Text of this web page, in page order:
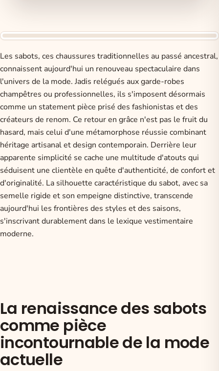
Les sabots, ces chaussures traditionnelles au passé ancestral,
connaissent aujourd'hui un renouveau spectaculaire dans
l'univers de la mode. Jadis relégués aux garde-robes
champêtres ou professionnelles, ils s'imposent désormais
comme un statement pièce prisé des fashionistas et des
créateurs de renom. Ce retour en grâce n'est pas le fruit du
hasard, mais celui d'une métamorphose réussie combinant
héritage artisanal et design contemporain. Derrière leur
apparente simplicité se cache une multitude d'atouts qui
séduisent une clientèle en quête d'authenticité, de confort et
d'originalité. La silhouette caractéristique du sabot, avec sa
semelle rigide et son empeigne distinctive, transcende
aujourd'hui les frontières des styles et des saisons,
s'inscrivant durablement dans le lexique vestimentaire
moderne.
La renaissance des sabots
comme pièce
incontournable de la mode
actuelle